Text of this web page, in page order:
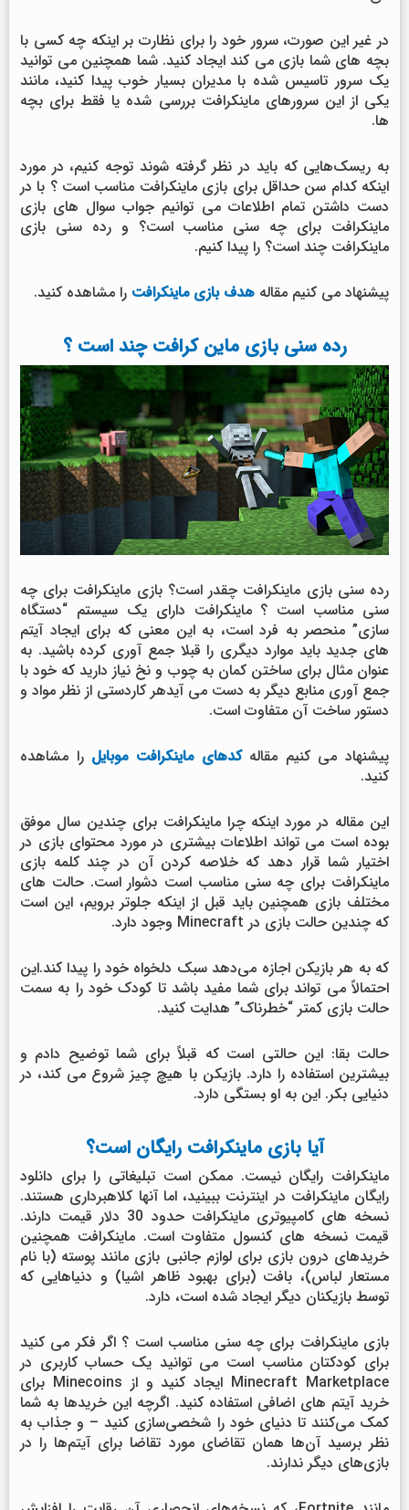
در غیر این صورت، سرور خود را برای نظارت بر اینکه چه کسی با
بچه های شما بازی می کند ایجاد کنید. شما همچنین می توانید
یک سرور تاسیس شده با مدیران بسیار خوب پیدا کنید، مانند
یکی از این سرورهای ماینکرافت بررسی شده یا فقط برای بچه
ها.
به ریسک‌هایی که باید در نظر گرفته شوند توجه کنیم، در مورد
اینکه کدام سن حداقل برای بازی ماینکرافت مناسب است ؟ با در
دست داشتن تمام اطلاعات می توانیم جواب سوال های بازی
ماینکرافت برای چه سنی مناسب است؟ و رده سنی بازی
ماینکرافت چند است؟ را پیدا کنیم.
پیشنهاد می کنیم مقاله هدف بازی ماینکرافت را مشاهده کنید.
رده سنی بازی ماین کرافت چند است ؟
رده سنی بازی ماینکرافت چقدر است؟ بازی ماینکرافت برای چه
سنی مناسب است ؟ ماینکرافت دارای یک سیستم “دستگاه
سازی” منحصر به فرد است، به این معنی که برای ایجاد آیتم
های جدید باید موارد دیگری را قبلا جمع آوری کرده باشید. به
عنوان مثال برای ساختن کمان به چوب و نخ نیاز دارید که خود با
جمع آوری منابع دیگر به دست می آیدهر کاردستی از نظر مواد و
دستور ساخت آن متفاوت است.
پیشنهاد می کنیم مقالهکدهای ماینکرافت موبایل را مشاهده
کنید.
این مقاله در مورد اینکه چرا ماینکرافت برای چندین سال موفق
بوده است می تواند اطلاعات بیشتری در مورد محتوای بازی در
اختیار شما قرار دهد که خلاصه کردن آن در چند کلمه بازی
ماینکرافت برای چه سنی مناسب است دشوار است. حالت های
مختلف بازی همچنین باید قبل از اینکه جلوتر برویم، این است
که چندین حالت بازی در Minecraft وجود دارد.
که به هر بازیکن اجازه می‌دهد سبک دلخواه خود را پیدا کند.این
احتمالاً می تواند برای شما مفید باشد تا کودک خود را به سمت
حالت بازی کمتر “خطرناک” هدایت کنید.
حالت بقا: این حالتی است که قبلاً برای شما توضیح دادم و
بیشترین استفاده را دارد. بازیکن با هیچ چیز شروع می کند، در
دنیایی بکر. این به او بستگی دارد.
آیا بازی ماینکرافت رایگان است؟
ماینکرافت رایگان نیست. ممکن است تبلیغاتی را برای دانلود
رایگان ماینکرافت در اینترنت ببینید، اما آنها کلاهبرداری هستند.
نسخه های کامپیوتری ماینکرافت حدود 30 دلار قیمت دارند.
قیمت نسخه های کنسول متفاوت است. ماینکرافت همچنین
خریدهای درون بازی برای لوازم جانبی بازی مانند پوسته (با نام
مستعار لباس)، بافت (برای بهبود ظاهر اشیا) و دنیاهایی که
توسط بازیکنان دیگر ایجاد شده است، دارد.
بازی ماینکرافت برای چه سنی مناسب است ؟ اگر فکر می کنید
برای کودکتان مناسب است می توانید یک حساب کاربری در
Minecraft Marketplace ایجاد کنید و از Minecoins برای
خرید آیتم های اضافی استفاده کنید. اگرچه این خریدها به شما
کمک می‌کنند تا دنیای خود را شخصی‌سازی کنید – و جذاب به
نظر برسید آن‌ها همان تقاضای مورد تقاضا برای آیتم‌ها را در
بازی‌های دیگر ندارند.